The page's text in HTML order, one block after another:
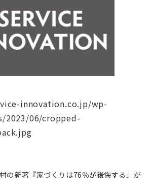
innovation.co.jp/wp-
2023/06/cropped-
の新著『家づくりは76％が後悔する』が